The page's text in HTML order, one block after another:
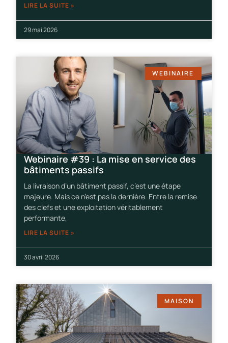
LIRE LA SUITE »
29 mai 2026
WEBINAIRE
Webinaire #39 : La mise en service des
bâtiments passifs
La livraison d’un bâtiment passif, c’est une étape
majeure. Mais ce n’est pas la dernière. Entre la remise
des clefs et une exploitation véritablement
performante,
LIRE LA SUITE »
30 avril 2026
MAISON